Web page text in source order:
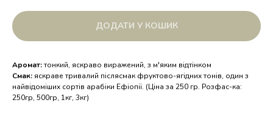
ДОДАТИ У КОШИК
Аромат:тонкий, яскраво виражений, з м'яким відтінком
Смак: яскраве тривалий післясмак фруктово-ягідних тонів, один з
найвідоміших сортів арабіки Ефіопії. (Ціна за 250 гр. Розфас-ка:
250гр, 500гр, 1кг, 3кг)